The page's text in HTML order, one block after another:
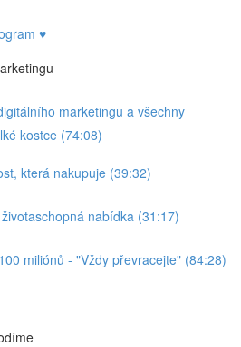
♥
marketingu a všechny
kostce (74:08)
která nakupuje (39:32)
nabídka (31:17)
miliónů - "Vždy převracejte" (84:28)